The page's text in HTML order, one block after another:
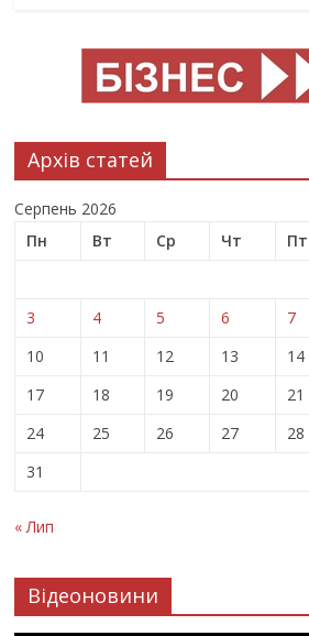
Архів статей
Серпень 2026
Пн
Вт Ср Чт Пт
3
4 5 6 7
10
11 12 13 14
17
18 19 20 21
24
25 26 27 28
31
« Лип
Відеоновини